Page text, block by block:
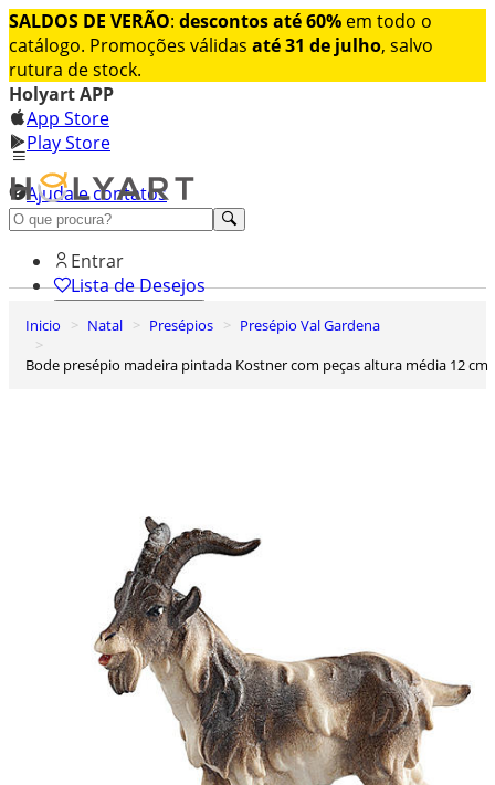
SALDOS DE VERÃO: descontos até 60% em todo o
catálogo. Promoções válidas até 31 de julho, salvo
rutura de stock.
Holyart APP
App Store
Play Store
Ajuda e contatos
Conheça premium
Entrar
Lista de Desejos
Inicio Natal Presépios
Presépio Val Gardena
Bode presépio madeira pintada Kostner com peças altura média 12 cm